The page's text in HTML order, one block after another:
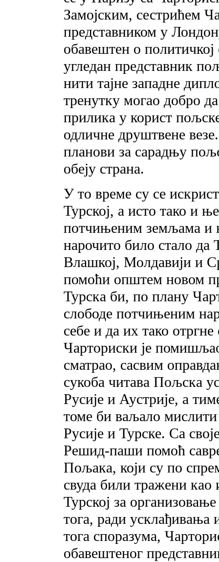
Замојским, сестрићем
представником у
обавештен о
угледан представник
нити тајне западне
тренутку могао добро
прилика у корист
одличне друштвене
планови за сарадњу
обеју страна.
У то време су се
Турској, а исто тако и
потчињеним земљама и
нарочито било стало да
Влашкој, Молдавији и
помоћи општем новом
Турска би, по плану
слободе потчињеним
себе и да их тако
Чарториски је
сматрао, сасвим
сукоба читава Пољска
Русије и Аустрије, а
томе би ваљало мислити
Русије и Турске. Са
Решид-паши помоћ
Пољака, који су по
свуда били тражени
Турској за
тога, ради
тога споразума,
обавештеног